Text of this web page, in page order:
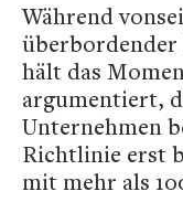
Während
hält das
argumentiert,
Unternehmen
Richtlinie erst
mit mehr als